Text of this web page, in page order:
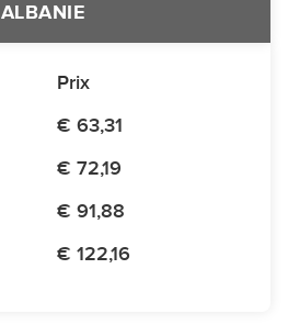
ALBANIE
Prix
€ 63,31
€ 72,19
€ 91,88
€ 122,16